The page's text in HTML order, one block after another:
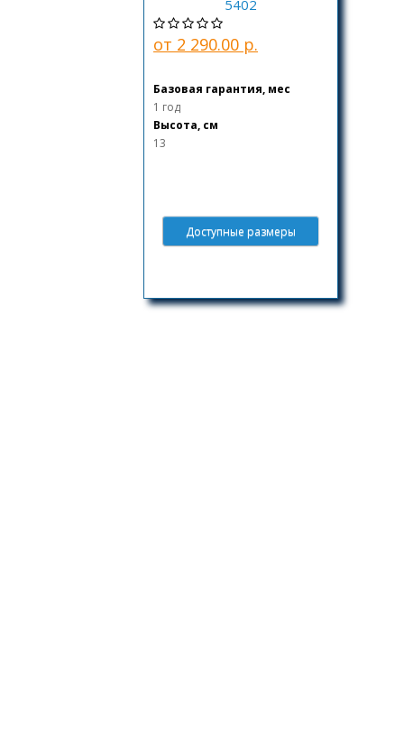
5402
от 2 290.00 р.
Базовая гарантия, мес
1 год
Высота, см
13
Доступные размеры